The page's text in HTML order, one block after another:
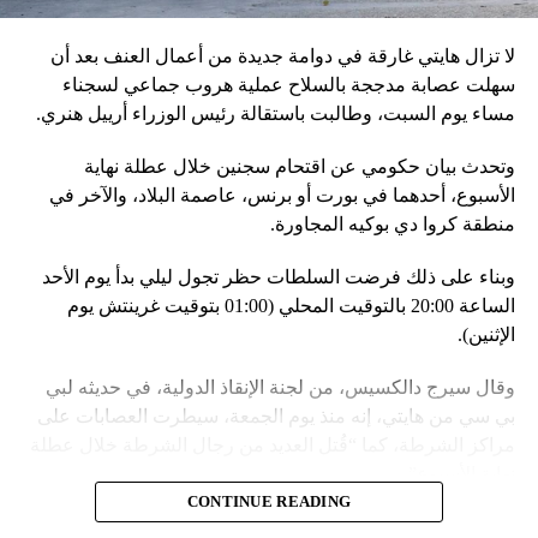
في السياق، أشار رئيس أركان القوات المسلّحة البيلاروسية
الجنرال فيكتور غوليفيتش إلى أنّه «في إطار هذا الحدث، تمّت
احتياطي»، لافتاً إلى أنّه «فور إنجاز عملية الانتشار هذه،
سنستعرض المسائل المتعلّقة بالاستعدادات لاستخدام الأسلحة
النووية غير الاستراتيجية».
وفي أوكرانيا، فكّكت أجهزة الأمن شبكة من العملاء التابعين
لجهاز الأمن الفدرالي الروسي «كانوا يعدّون لاغتيال الرئيس
الأوكراني» فولوديمير زيلينسكي ومسؤولين كبار آخرين، مثل
أوامر من موسكو. وأوقفت الأجهزة الأوكرانية ضابطَي أمن،
مشيرةً إلى أن المشتبه فيهما اللذَين أوقفا «شخصان برتبة
الحكوميين.
لا تزال هايتي غارقة في دوامة جديدة من أعمال العنف بعد أن
سهلت عصابة مدججة بالسلاح عملية هروب جماعي لسجناء
مساء يوم السبت، وطالبت باستقالة رئيس الوزراء أرييل هنري.
وتحدث بيان حكومي عن اقتحام سجنين خلال عطلة نهاية
الأسبوع، أحدهما في بورت أو برنس، عاصمة البلاد، والآخر في
منطقة كروا دي بوكيه المجاورة.
وبناء على ذلك فرضت السلطات حظر تجول ليلي بدأ يوم الأحد
الساعة 20:00 بالتوقيت المحلي (01:00 بتوقيت غرينتش يوم
الإثنين).
وقال سيرج دالكسيس، من لجنة الإنقاذ الدولية، في حديثه لبي
بي سي من هايتي، إنه منذ يوم الجمعة، سيطرت العصابات على
وأدى ذلك إلى تشتيت انتباه السلطات وتسهيل تنفيذ هجوم منسق
CONTINUE READING